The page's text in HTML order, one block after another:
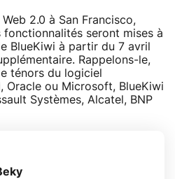
2.0 à San Francisco,
fonctionnalités seront mises à
BlueKiwi à partir du 7 avril
Rappelons-le,
ténors du logiciel
Oracle ou Microsoft, BlueKiwi
Systèmes, Alcatel, BNP